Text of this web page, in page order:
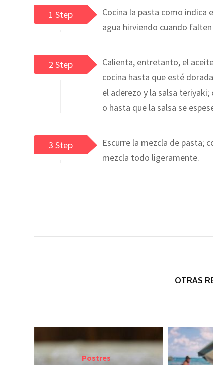
1 Step
Cocina la pasta como indica
agua hirviendo cuando
2 Step
Calienta, entretanto, el
cocina hasta que esté
el aderezo y la salsa
o hasta que la salsa se
3 Step
Escurre la mezcla de pasta;
mezcla todo ligeramente.
OTRAS